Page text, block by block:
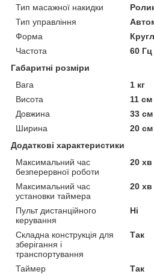
Тип масажної накидки
Тип управління
Форма
Частота
60 Гц
Габаритні розміри
Вага
1 кг
Висота
11 см
Довжина
33 см
Ширина
20 см
Додаткові характеристики
Максимальний час
безперервної роботи
20 хв
Максимальний час
установки таймера
20 хв
Пульт дистанційного
керування
Ні
Складна конструкція для
зберігання і
транспортування
Так
Таймер Так